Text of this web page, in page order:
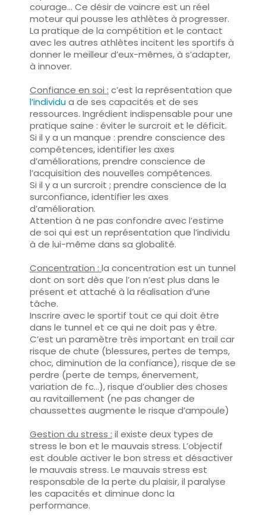
courage… Ce désir de vaincre est un réel
moteur qui pousse les athlètes à progresser.
La pratique de la compétition et le contact
avec les autres athlètes incitent les sportifs à
donner le meilleur d’eux-mêmes, à s’adapter,
à innover.
Confiance en soi : c’est la représentation que
l’individua de ses capacités et de ses
ressources. Ingrédient indispensable pour une
pratique saine : éviter le surcroit et le déficit.
Si il y a un manque : prendre conscience des
compétences, identifier les axes
d’améliorations, prendre conscience de
l’acquisition des nouvelles compétences.
Si il y a un surcroit ; prendre conscience de la
surconfiance, identifier les axes
d’amélioration.
Attention à ne pas confondre avec l’estime
de soi qui est un représentation que l’individu
à de lui-même dans sa globalité.
Concentration : la concentration est un tunnel
dont on sort dès que l’on n’est plus dans le
présent et attaché à la réalisation d’une
tâche.
Inscrire avec le sportif tout ce qui doit être
dans le tunnel et ce qui ne doit pas y être.
C’est un paramètre très important en trail car
risque de chute (blessures, pertes de temps,
choc, diminution de la confiance), risque de se
perdre (perte de temps, énervement,
variation de fc…), risque d’oublier des choses
au ravitaillement (ne pas changer de
chaussettes augmente le risque d’ampoule)
Gestion du stress : il existe deux types de
stress le bon et le mauvais stress. L’objectif
est double activer le bon stress et désactiver
le mauvais stress. Le mauvais stress est
responsable de la perte du plaisir, il paralyse
les capacités et diminue donc la
performance.